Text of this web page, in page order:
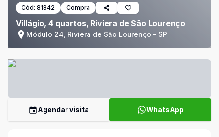
Cód: 81842 Compra
Villágio, 4 quartos, Riviera de São Lourenço
Módulo 24, Riviera de São Lourenço - SP
Agendar visita WhatsApp